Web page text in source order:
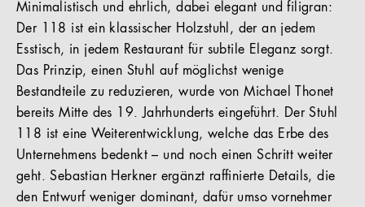
Minimalistisch und ehrlich, dabei elegant und filigran:
Der 118 ist ein klassischer Holzstuhl, der an jedem
Esstisch, in jedem Restaurant für subtile Eleganz sorgt.
Das Prinzip, einen Stuhl auf möglichst wenige
Bestandteile zu reduzieren, wurde von Michael Thonet
bereits Mitte des 19. Jahrhunderts eingeführt. Der Stuhl
118 ist eine Weiterentwicklung, welche das Erbe des
Unternehmens bedenkt – und noch einen Schritt weiter
geht. Sebastian Herkner ergänzt raffinierte Details, die
den Entwurf weniger dominant, dafür umso vornehmer